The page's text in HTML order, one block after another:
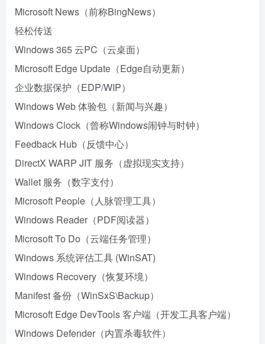
Microsoft News（前称BingNews）
轻松传送
Windows 365 云PC（云桌面）
Microsoft Edge Update（Edge自动更新）
企业数据保护（EDP/WIP）
Windows Web 体验包（新闻与兴趣）
Windows Clock（曾称Windows闹钟与时钟）
Feedback Hub（反馈中心）
DirectX WARP JIT 服务（虚拟现实支持）
Wallet 服务（数字支付）
Microsoft People（人脉管理工具）
Windows Reader（PDF阅读器）
Microsoft To Do（云端任务管理）
Windows 系统评估工具 (WinSAT)
Windows Recovery（恢复环境）
Manifest 备份（WinSxS\Backup）
Microsoft Edge DevTools 客户端（开发工具客户端）
Windows Defender（内置杀毒软件）